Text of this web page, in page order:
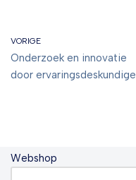
VORIGE
Onderzoek en innovatie
door
Webshop